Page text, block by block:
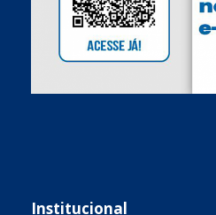
Institucional